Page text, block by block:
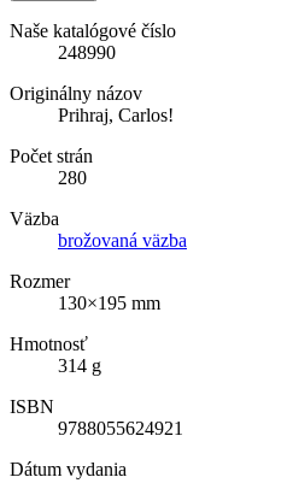
Naše katalógové číslo
248990
Originálny názov
Prihraj, Carlos!
Počet strán
280
Väzba
brožovaná väzba
Rozmer
130×195 mm
Hmotnosť
314 g
ISBN
9788055624921
Dátum vydania